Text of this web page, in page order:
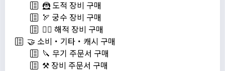
🦹 도적 장비 구매
🏹 궁수 장비 구매
🏴‍☠️ 해적 장비 구매
🤝 소비・기타・캐시 구매
🔪 무기 주문서 구매
⚒️ 장비 주문서 구매